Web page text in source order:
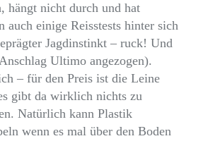
hängt nicht durch und hat
auch einige Reisstests hinter sich
Jagdinstinkt – ruck! Und
Ultimo angezogen).
– für den Preis ist die Leine
gibt da wirklich nichts zu
Natürlich kann Plastik
wenn es mal über den Boden